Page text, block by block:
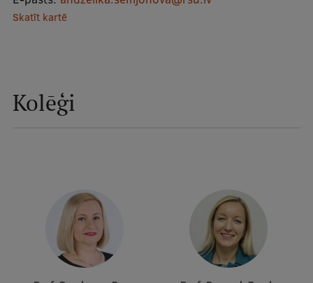
Pamatstudiju programmas
Rezidentūra
Par RSU
Studentu dzīve
Skatīt kartē
Kolēģi